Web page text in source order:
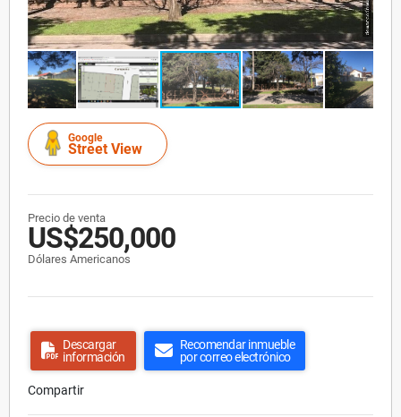
Google
Street View
Precio de venta
US$250,000
Dólares Americanos
Descargar
información
Recomendar inmueble
por correo electrónico
Compartir